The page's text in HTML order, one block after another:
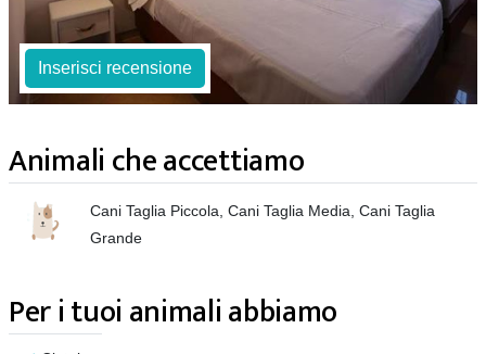
Inserisci recensione
Animali che accettiamo
Cani Taglia Piccola, Cani Taglia Media, Cani Taglia
Grande
Per i tuoi animali abbiamo